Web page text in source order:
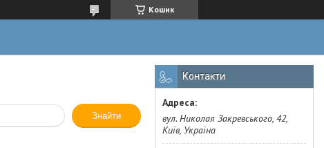
Кошик
Знайти
Контакти
вул. Николая Закревського, 42,
Київ, Україна